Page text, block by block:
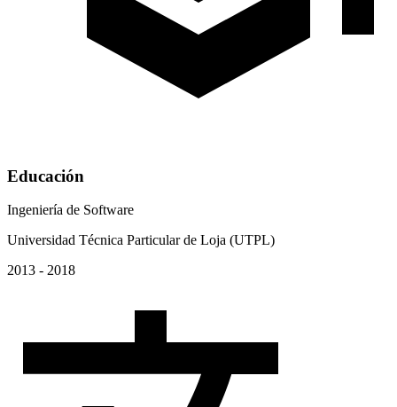
Educación
Ingeniería de Software
Universidad Técnica Particular de Loja (UTPL)
2013 - 2018